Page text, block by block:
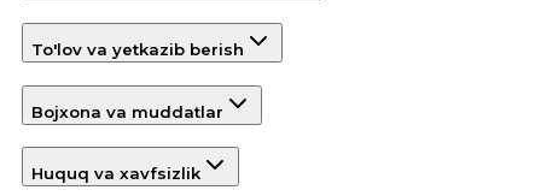
To'lov va yetkazib berish
Bojxona va muddatlar
Huquq va xavfsizlik